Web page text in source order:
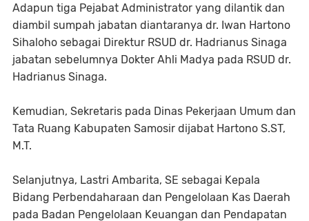
Adapun tiga Pejabat Administrator yang dilantik dan
diambil sumpah jabatan diantaranya dr. Iwan Hartono
Sihaloho sebagai Direktur RSUD dr. Hadrianus Sinaga
jabatan sebelumnya Dokter Ahli Madya pada RSUD dr.
Hadrianus Sinaga.
Kemudian, Sekretaris pada Dinas Pekerjaan Umum dan
Tata Ruang Kabupaten Samosir dijabat Hartono S.ST,
M.T.
Selanjutnya, Lastri Ambarita, SE sebagai Kepala
Bidang Perbendaharaan dan Pengelolaan Kas Daerah
pada Badan Pengelolaan Keuangan dan Pendapatan